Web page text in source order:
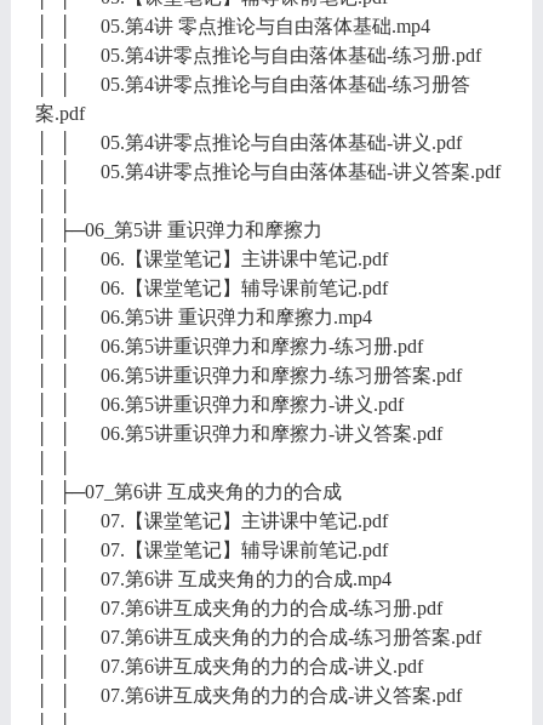
│ │ 05.第4讲 零点推论与自由落体基础.mp4
│ │ 05.第4讲零点推论与自由落体基础-练习册.pdf
│ │ 05.第4讲零点推论与自由落体基础-练习册答
案.pdf
│ │ 05.第4讲零点推论与自由落体基础-讲义.pdf
│ │ 05.第4讲零点推论与自由落体基础-讲义答案.pdf
│ ├─06_第5讲 重识弹力和摩擦力
│ │ 06.【课堂笔记】主讲课中笔记.pdf
│ │ 06.【课堂笔记】辅导课前笔记.pdf
│ │ 06.第5讲 重识弹力和摩擦力.mp4
│ │ 06.第5讲重识弹力和摩擦力-练习册.pdf
│ │ 06.第5讲重识弹力和摩擦力-练习册答案.pdf
│ │ 06.第5讲重识弹力和摩擦力-讲义.pdf
│ │ 06.第5讲重识弹力和摩擦力-讲义答案.pdf
│ ├─07_第6讲 互成夹角的力的合成
│ │ 07.【课堂笔记】主讲课中笔记.pdf
│ │ 07.【课堂笔记】辅导课前笔记.pdf
│ │ 07.第6讲 互成夹角的力的合成.mp4
│ │ 07.第6讲互成夹角的力的合成-练习册.pdf
│ │ 07.第6讲互成夹角的力的合成-练习册答案.pdf
│ │ 07.第6讲互成夹角的力的合成-讲义.pdf
│ │ 07.第6讲互成夹角的力的合成-讲义答案.pdf